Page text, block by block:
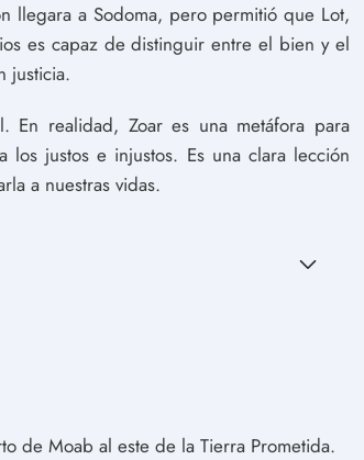
llegara a Sodoma, pero permitió que Lot,
es capaz de distinguir entre el bien y el
justicia.
realidad, Zoar es una metáfora para
justos e injustos. Es una clara lección
a nuestras vidas.
de Moab al este de la Tierra Prometida.